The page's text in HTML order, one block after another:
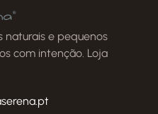
naturais e pequenos
com intenção. Loja